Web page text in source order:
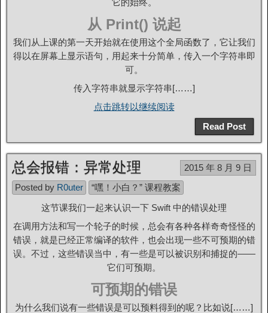
从 Print() 说起
我们从上课的第一天开始就在使用这个全局函数了，它让我们
得以在屏幕上显示语句，用起来十分简单，传入一个字符串即
可。
传入字符串就显示字符串[……]
点击跳转以继续阅读
Read Post
总会报错：异常处理
2015 年 8 月 9 日
Posted by R0uter
“嘿！小白？” 课程教案
这节课我们一起来认识一下 Swift 中的错误处理
在调用方法和写一个轮子的时候，总会有各种各样奇奇怪怪的
错误，就是已经正常编译的软件，也会出现一些不可预期的错
误。不过，这些错误当中，有一些是可以被识别和捕捉的——
它们可预期。
可预期的错误
为什么我们说有一些错误是可以预料得到的呢？比如说[……]